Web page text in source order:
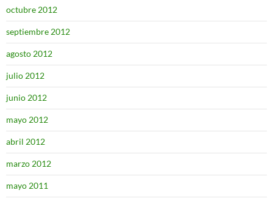
octubre 2012
septiembre 2012
agosto 2012
julio 2012
junio 2012
mayo 2012
abril 2012
marzo 2012
mayo 2011